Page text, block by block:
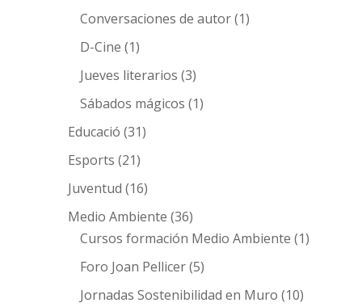
Conversaciones de autor(1)
D-Cine (1)
Jueves literarios (3)
Sábados mágicos (1)
Educació (31)
Esports (21)
Juventud (16)
Medio Ambiente (36)
Cursos formación Medio Ambiente (1)
Foro Joan Pellicer(5)
Jornadas Sostenibilidad en Muro (10)